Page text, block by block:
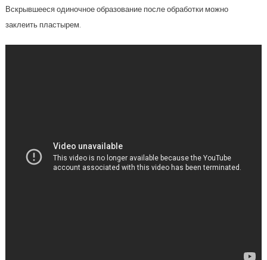
Вскрывшееся одиночное образование после обработки можно
заклеить пластырем.